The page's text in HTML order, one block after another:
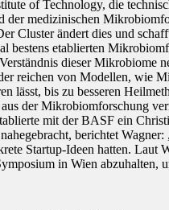
of Technology, die
medizinischen
Cluster ändert dies und
bestens etablierten
dieser
reichen von Modellen, wie
lässt, bis zu besseren
der Mikrobiomforschung
mit der BASF ein
berichtet
Startup-Ideen hatten.
in Wien abzuhalten,